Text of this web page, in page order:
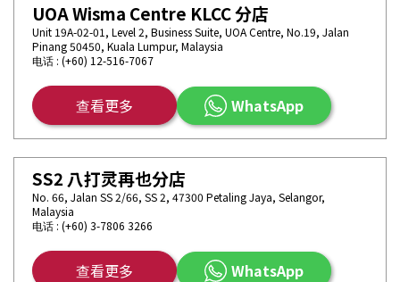
UOA Wisma Centre KLCC 分店
Unit 19A-02-01, Level 2, Business Suite, UOA Centre, No.19, Jalan
Pinang 50450, Kuala Lumpur, Malaysia
电话 : (+60) 12-516-7067
查看更多 WhatsApp
SS2 八打灵再也分店
No. 66, Jalan SS 2/66, SS 2, 47300 Petaling Jaya, Selangor,
Malaysia
电话 : (+60) 3-7806 3266
查看更多 WhatsApp